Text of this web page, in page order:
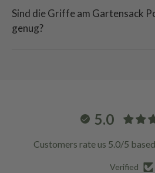
Sind die Griffe am Gartensack
genug?
5.0
Customers rate us 5.0/5
Verified